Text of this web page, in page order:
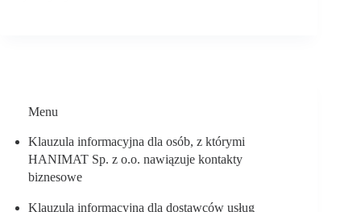
Menu
Klauzula informacyjna dla osób, z którymi
HANIMAT Sp. z o.o. nawiązuje kontakty
biznesowe
Klauzula informacyjna dla dostawców usług